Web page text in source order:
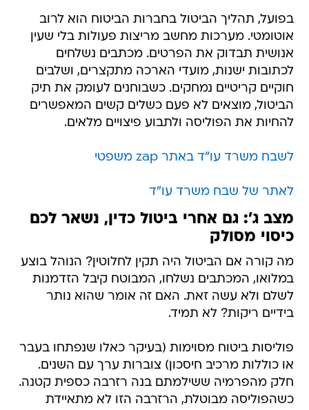
בפועל, תהליך הביטול בחברות הביטוח הוא לרוב
אוטומטי. מערכות מחשב מריצות פעולות בלי שעין
אנושית תבדוק את הפרטים. מכתבים נשלחים
לכתובות ישנות, מועדי הארכה מתקצרים, ושלבים
חוקיים קריטיים נמחקים. כשבוחנים לעומק את תיק
הביטול, מוצאים לא פעם כשלים קשים המאפשרים
להחיות את הפוליסה ולתבוע פיצויים מלאים.
לשבח משרד עו"ד באתר zap משפטי
לאתר של שבח משרד עו"ד
מצב ג': גם אחרי ביטול כדין, נשאר לכם
כיסוי מסולק
מה קורה אם הביטול היה תקין לחלוטין? הנוהל בוצע
במלואו, המכתבים נשלחו, המבוטח קיבל הזדמנות
לשלם ולא עשה זאת. האם זה אומר שהוא נותר
בידיים ריקות? לא תמיד.
פוליסות ביטוח מסוימות (בעיקר כאלו שנפתחו בעבר
או כוללות מרכיב חיסכון) צוברות ערך עם השנים.
חלק מהפרמיה ששילמתם בנה רזרבה כספית קטנה.
כשהפוליסה מבוטלת, הרזרבה הזו לא מתאיידת